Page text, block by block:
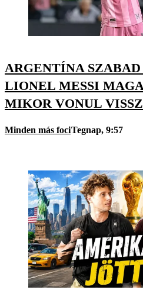
ARGENTÍNA
LIONEL MESSI
MIKOR VONUL
Minden más fociTegnap, 9:57